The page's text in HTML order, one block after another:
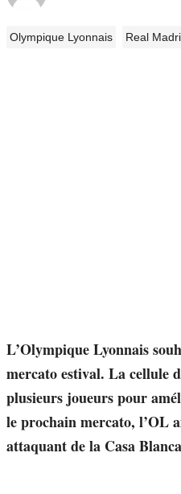
Olympique Lyonnais Real
L’Olympique Lyonnais
mercato estival. La cellule
plusieurs joueurspour
le prochain mercato, l’OL
attaquant de la Casa